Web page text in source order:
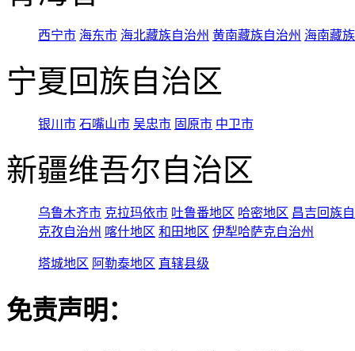
西宁市 海东市 海北藏族自治州 黄南藏族自治州 海南藏
宁夏回族自治区
银川市 石嘴山市 吴忠市 固原市 中卫市
新疆维吾尔自治区
乌鲁木齐市 克拉玛依市 吐鲁番地区 哈密地区 昌吉回族
克孜自治州 喀什地区 和田地区 伊犁哈萨克自治州
塔城地区 阿勒泰地区 直辖县级
免责声明：